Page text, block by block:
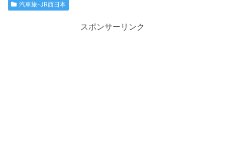
汽車旅-JR西日本
スポンサーリンク